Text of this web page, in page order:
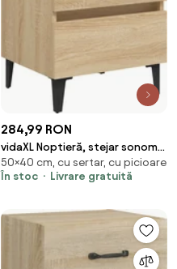
284,99 RON
vidaXL Noptieră, stejar sonoma,
40x35x50 cm, PAL
50×40 cm, cu sertar, cu picioare
În stoc
Livrare gratuită